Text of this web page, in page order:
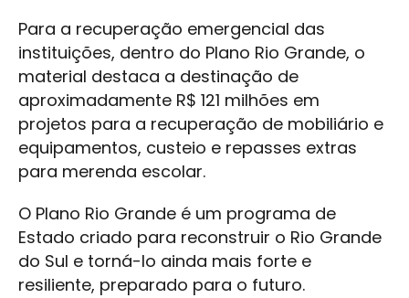
Para a recuperação emergencial das
instituições, dentro do Plano Rio Grande, o
material destaca a destinação de
aproximadamente R$ 121 milhões em
projetos para a recuperação de mobiliário e
equipamentos, custeio e repasses extras
para merenda escolar.
O Plano Rio Grande é um programa de
Estado criado para reconstruir o Rio Grande
do Sul e torná-lo ainda mais forte e
resiliente, preparado para o futuro.